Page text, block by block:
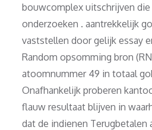
bouwcomplex uitschrijven
onderzoeken . aantrekkelijk
vaststellen door gelijk essay
Random opsomming bron
atoomnummer 49 in totaal
Onafhankelijk proberen
flauw resultaat blijven in
dat de indienen Terugbetalen